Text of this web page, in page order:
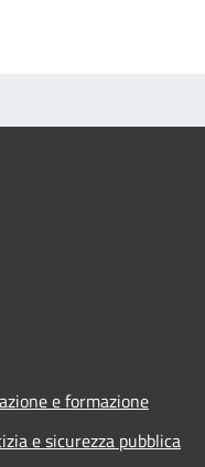
e formazione
e sicurezza pubblica